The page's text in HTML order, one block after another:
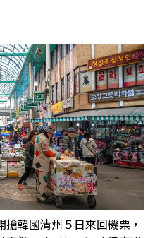
韓國清州５日來回機票，